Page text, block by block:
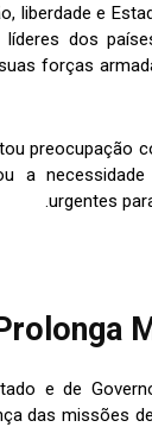
liberdade e
dos
forças
preocupação
a
urgentes
e de
das missões